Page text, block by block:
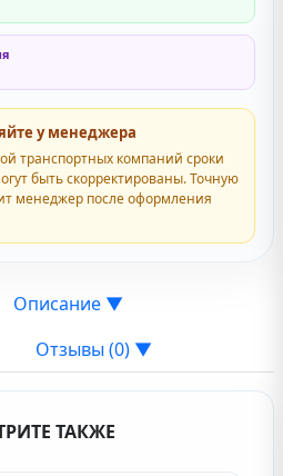
у менеджера
транспортных компаний сроки
быть скорректированы. Точную
менеджер после оформления
Описание ▼
Отзывы (0) ▼
ТАКЖЕ